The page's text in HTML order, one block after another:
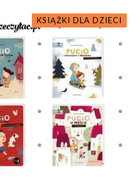
KSIĄŻKI DLA DZIECI